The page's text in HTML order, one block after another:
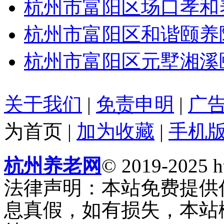
杭州市富阳区场口孝
杭州市富阳区和谐颐养
杭州市富阳区元墅湘
关于我们 | 免责申明 | 广
为首页 | 加为收藏 | 手机
杭州养老网© 2019-2025
法律声明：本站免费提
息真假，如有损失，本